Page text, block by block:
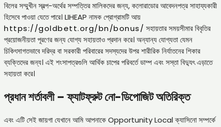
বিলের সম্মুখীন স্বল্প-অর্থের সম্পত্তির মালিকদের জন্য, কলোরাডোর আবেদনপত্র সাহায্যকারী
হিসেবে পাওয়া যেতে পারে। LIHEAP নামক প্রোগ্রামটি আয়
https://goldbett.org/bn/bonus/ সহায়তার সময়সীমার বিবৃতির
প্রয়োজনীয়তা পূরণের জন্য যোগ্য সহায়তাও প্রদান করে। অন্যান্য যোগ্যতা যেমন
চিকিৎসাগতভাবে দরিদ্র বা সরকারী পরিবারের সদস্যদের উপর শারীরিক নির্যাতনের শিকার
ব্যক্তিদের জন্য। এই শংসাপত্রগুলি আর্থিক চাপের পরিবর্তে ডাম্প এবং সস্তা বিদ্যুৎ এড়াতে
সহায়তা করে।
প্রধান শর্তাবলী – ফ্যাটফ্রুট নো-ডিপোজিট অতিরিক্ত
এবং এটি সেই জায়গা যেখানে আমি আপনাকে Opportunity Local ক্যাসিনো সম্পর্কে